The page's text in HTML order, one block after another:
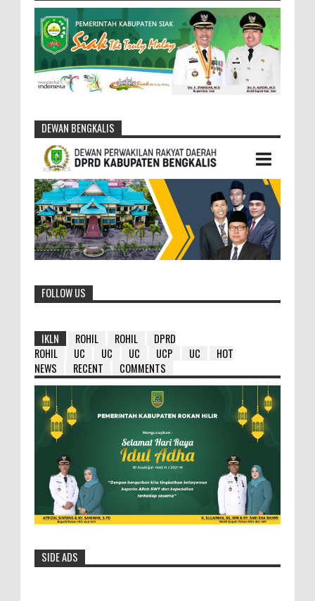
DEWAN BENGKALIS
FOLLOW US
IKLN ROHIL ROHIL
DPRD
ROHIL
UC UC UC UCP UC
HOT
NEWS
RECENT COMMENTS
HM Wardan : Ambil Hikmahnya Dibalik
SIDE ADS